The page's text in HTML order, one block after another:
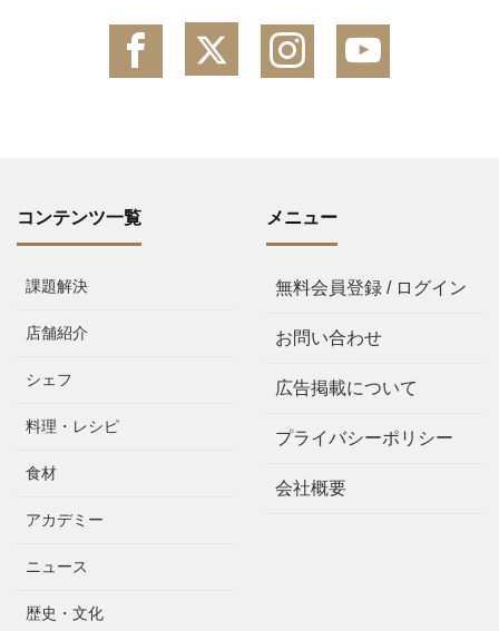
コンテンツ一覧
課題解決
店舗紹介
シェフ
料理・レシピ
食材
アカデミー
ニュース
歴史・文化
メニュー
無料会員登録 / ログイン
お問い合わせ
広告掲載について
プライバシーポリシー
会社概要